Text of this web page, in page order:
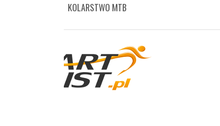
KOLARSTWO MTB